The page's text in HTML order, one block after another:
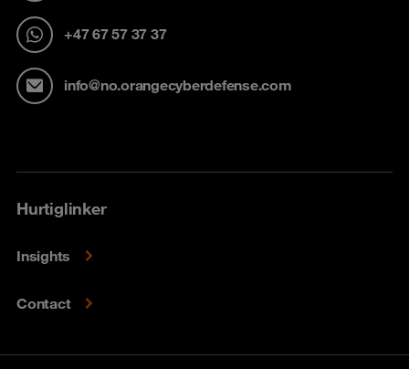
+47 67 57 37 37
info@no.orangecyberdefense.com
Hurtiglinker
Insights
Contact